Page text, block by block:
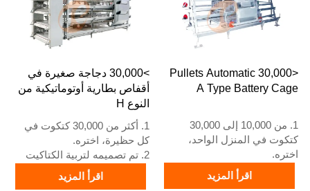
>30,000 دجاجة صغيرة في
أقفاص بطارية أوتوماتيكية من
النوع H
1. أكثر من 30,000 كتكوت في
كل حظيرة، اختره.
2. تم تصميمه لتربية الكتاكيت
إلى 16 أسبوعًا عندما تبدأ في
اقرأ المزيد
<30,000 Pullets Automatic
A Type Battery Cage
1. من 10,000 إلى 30,000
كتكوت في المنزل الواحد،
اختره.
2. تم تصميمه لتربية الكتاكيت
اقرأ المزيد